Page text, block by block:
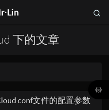
下的文章
conf文件的配置参数